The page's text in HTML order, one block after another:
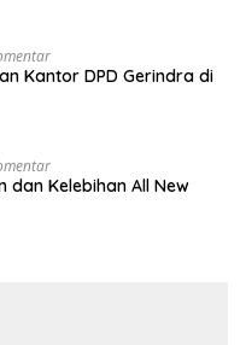
Kantor DPD Gerindra di
dan Kelebihan All New